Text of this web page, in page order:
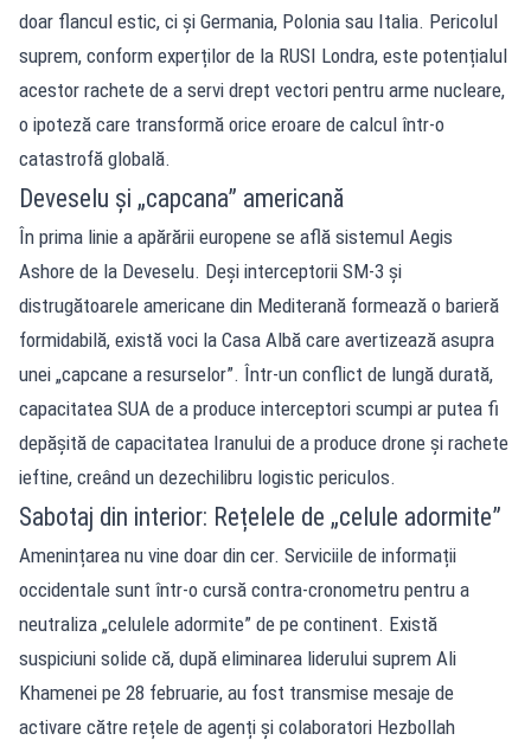
doar flancul estic, ci și Germania, Polonia sau Italia. Pericolul
suprem, conform experților de la RUSI Londra, este potențialul
acestor rachete de a servi drept vectori pentru arme nucleare,
o ipoteză care transformă orice eroare de calcul într-o
catastrofă globală.
Deveselu și „capcana” americană
În prima linie a apărării europene se află sistemul Aegis
Ashore de la Deveselu. Deși interceptorii SM-3 și
distrugătoarele americane din Mediterană formează o barieră
formidabilă, există voci la Casa Albă care avertizează asupra
unei „capcane a resurselor”. Într-un conflict de lungă durată,
capacitatea SUA de a produce interceptori scumpi ar putea fi
depășită de capacitatea Iranului de a produce drone și rachete
ieftine, creând un dezechilibru logistic periculos.
Sabotaj din interior: Rețelele de „celule adormite”
Amenințarea nu vine doar din cer. Serviciile de informații
occidentale sunt într-o cursă contra-cronometru pentru a
neutraliza „celulele adormite” de pe continent. Există
suspiciuni solide că, după eliminarea liderului suprem Ali
Khamenei pe 28 februarie, au fost transmise mesaje de
activare către rețele de agenți și colaboratori Hezbollah